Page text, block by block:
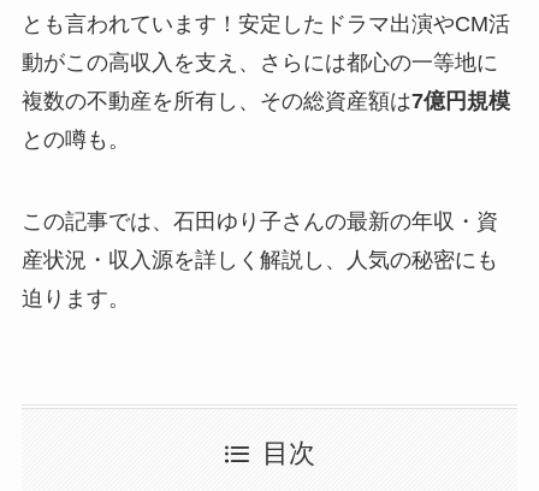
とも言われています！安定したドラマ出演やCM活
動がこの高収入を支え、さらには都心の一等地に
複数の不動産を所有し、その総資産額は7億円規模
との噂も。
この記事では、石田ゆり子さんの最新の年収・資
産状況・収入源を詳しく解説し、人気の秘密にも
迫ります。
目次